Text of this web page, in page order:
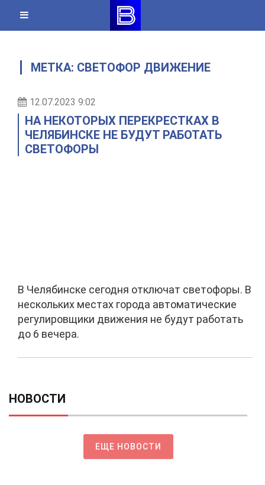
content
МЕТКА: СВЕТОФОР ДВИЖЕНИЕ
12.07.2023 9:02
НА НЕКОТОРЫХ ПЕРЕКРЕСТКАХ В
ЧЕЛЯБИНСКЕ НЕ БУДУТ РАБОТАТЬ
СВЕТОФОРЫ
В Челябинске сегодня отключат светофоры. В
нескольких местах города автоматические
регулировщики движения не будут работать
до 6 вечера.
НОВОСТИ
ЕЩЕ НОВОСТИ